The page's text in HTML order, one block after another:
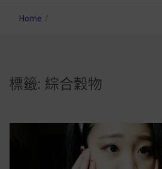
星巴克都用 OATLY 泡咖啡？
無麩質食物清單一覽：燕麥
早餐這樣料理最適合！
Home /
標籤: 綜合穀物